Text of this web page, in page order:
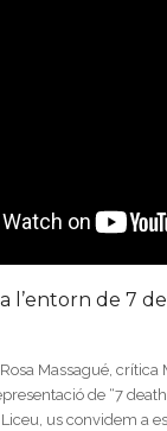
l’entorn de 7
Massagué,
de “7
us convidem a